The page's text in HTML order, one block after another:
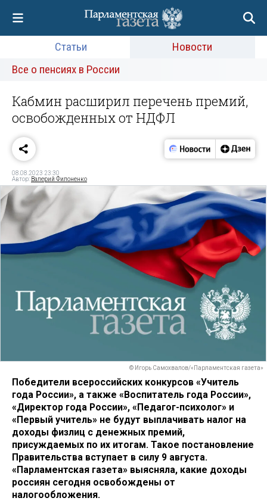
Статьи
Новости
Все о пенсиях в России
Кабмин расширил перечень премий,
освобожденных от НДФЛ
08.08.2023 23:30
Автор: Валерий Филоненко
© Игорь Самохвалов/«Парламентская газета»
Победители всероссийских конкурсов «Учитель
года России», а также «Воспитатель года России»,
«Директор года России», «Педагог-психолог» и
«Первый учитель» не будут выплачивать налог на
доходы физлиц с денежных премий,
присуждаемых по их итогам. Такое постановление
Правительства вступает в силу 9 августа.
«Парламентская газета» выясняла, какие доходы
россиян сегодня освобождены от
налогообложения.